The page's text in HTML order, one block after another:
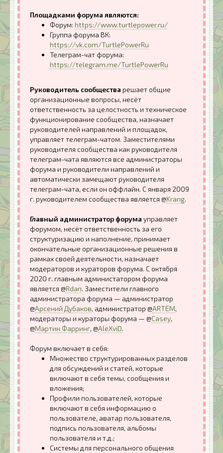
Площадками форума являются:
Форум: https://www.turtlepower.ru/
Группа форума ВК:
https://vk.com/TurtlePowerRu
Телеграм-чат форума:
https://telegram.me/TurtlePowerRu
Руководитель сообщества решает общие
организационные вопросы, несёт
ответственность за целостность и техническое
функционирование сообщества, назначает
руководителей направлений и площадок,
управляет телеграм-чатом. Заместителями
руководителя сообщества как руководителя
телеграм-чата являются все администраторы
форума и руководители направлений и
автоматически замещают руководителя
телеграм-чата, если он оффлайн. С января 2009
г. руководителем сообщества является @Krang.
Главный администратор форума управляет
форумом, несёт ответственность за его
структуризацию и наполнение, принимает
окончательные организационные решения в
рамках своей деятельности, назначает
модераторов и кураторов форума. С октября
2020 г. главным администатором форума
является @Rdan. Заместители главного
администратора форума — администратор
@Арсений Дубаков, администратор @ARTЁM,
модераторы и кураторы форума — @Casey,
@Мартин Фарринг, @AleXviD.
Форум включает в себя:
Множество структурированных разделов
для обсуждений и статей, которые
включают в себя темы, сообщения и
вложения;
Профили пользователей, которые
включают в себя информацию о
пользователе, аватар пользователя,
подпись пользователя, альбомы
пользователя и т.д.;
Системы для персонального общения